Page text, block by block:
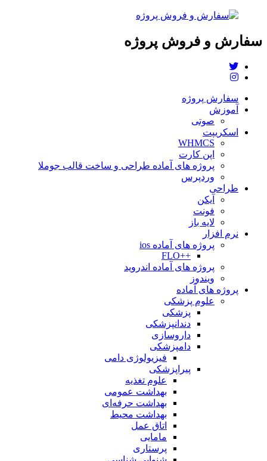
سفارش و فروش پروژه
سفارش پروژه
آموزش
صوتی
اسکریپت
WHMCS
اپن کارت
پروژه های آماده طراحی و ساخت قالب جوملا
وردپرس
طراحی
آیکن
فونت
لایه باز
نرم افزار
پروژه های آماده ios
++FLO
پروژه های آماده اندروید
ویندوز
پروژه های آماده
علوم پزشکی
پزشکی
دندانپزشکی
داروسازی
دامپزشکی
فیزیولوژی دامی
پیراپزشکی
علوم تغذیه
بهداشت عمومی
بهداشت حرفه‌ای
بهداشت محیط
اتاق عمل
مامایی
پرستاری